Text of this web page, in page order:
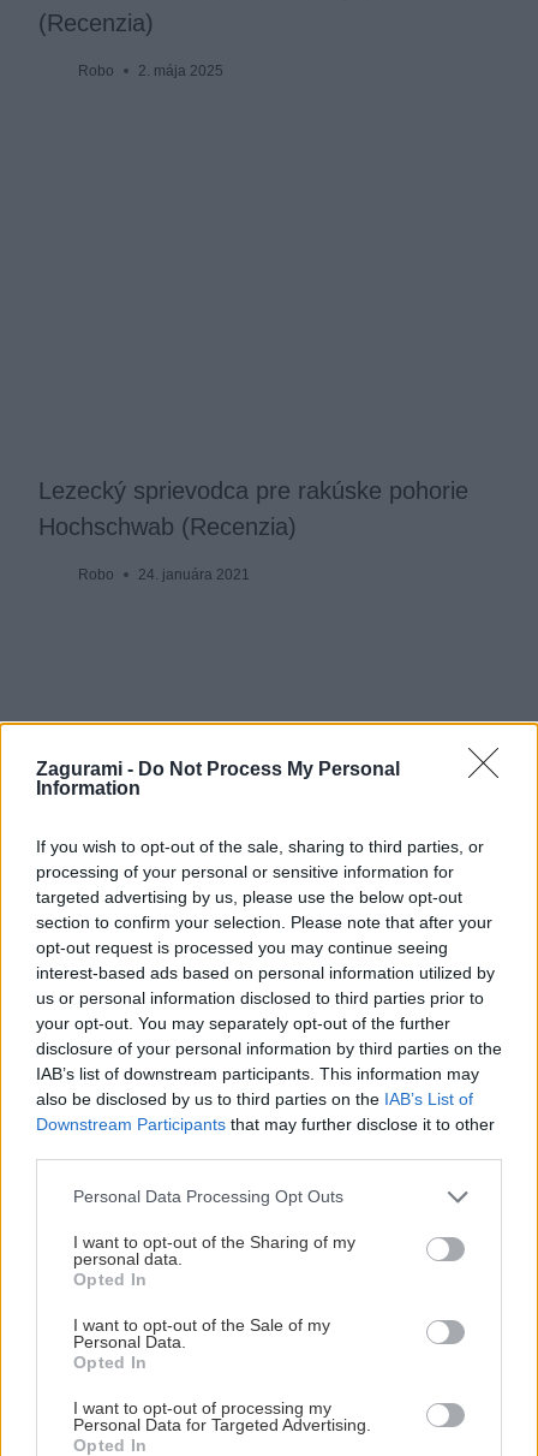
Zagurami - Do Not Process My Personal
Information
If you wish to opt-out of the sale, sharing to third parties, or
processing of your personal or sensitive information for
targeted advertising by us, please use the below opt-out
section to confirm your selection. Please note that after your
opt-out request is processed you may continue seeing
interest-based ads based on personal information utilized by
us or personal information disclosed to third parties prior to
your opt-out. You may separately opt-out of the further
disclosure of your personal information by third parties on the
IAB’s list of downstream participants. This information may
also be disclosed by us to third parties on the IAB’s List of
Downstream Participants that may further disclose it to other
Personal Data Processing Opt Outs
I want to opt-out of the Sharing of my
personal data.
Opted In
I want to opt-out of the Sale of my
Personal Data.
Opted In
I want to opt-out of processing my
Personal Data for Targeted Advertising.
Opted In
(Recenzia)
Robo 2. mája 2025
Lezecký sprievodca pre rakúske pohorie
Hochschwab (Recenzia)
Robo 24. januára 2021
Ľahké lezenie na rakúskom divokom
východe (Recenzia)
Robo 19. februára 2022